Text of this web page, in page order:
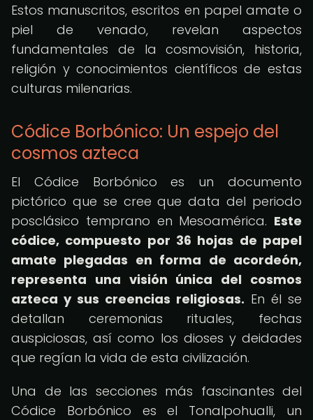
Estos manuscritos, escritos en papel amate o
piel de venado, revelan aspectos
fundamentales de la cosmovisión, historia,
religión y conocimientos científicos de estas
culturas milenarias.
Códice Borbónico: Un espejo del
cosmos azteca
El Códice Borbónico es un documento
pictórico que se cree que data del periodo
posclásico temprano en Mesoamérica. Este
códice, compuesto por 36 hojas de papel
amate plegadas en forma de acordeón,
representa una visión única del cosmos
azteca y sus creencias religiosas. En él se
detallan ceremonias rituales, fechas
auspiciosas, así como los dioses y deidades
que regían la vida de esta civilización.
Una de las secciones más fascinantes del
Códice Borbónico es el Tonalpohualli, un